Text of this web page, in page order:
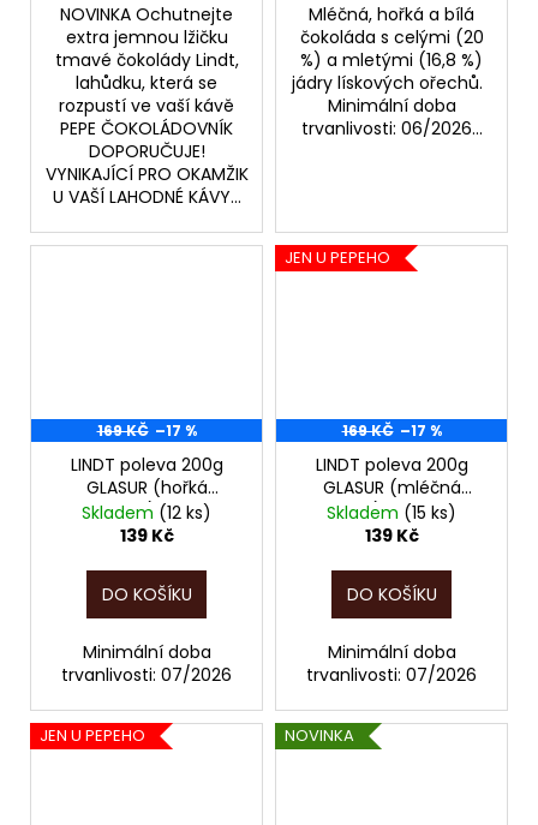
NOVINKA Ochutnejte
extra jemnou lžičku
tmavé čokolády Lindt,
lahůdku, která se
rozpustí ve vaší kávě
PEPE ČOKOLÁDOVNÍK
DOPORUČUJE!
VYNIKAJÍCÍ PRO OKAMŽIK
U VAŠÍ LAHODNÉ KÁVY...
Mléčná, hořká a bílá
čokoláda s celými (20
%) a mletými (16,8 %)
jádry lískových ořechů.
Minimální doba
trvanlivosti: 06/2026...
169 KČ –17 %
LINDT poleva 200g
GLASUR (hořká
čokoláda) POZOR,
EXPIRACE JEN DO
Skladem (12 ks)
139 Kč
DO KOŠÍKU
Minimální doba
trvanlivosti: 07/2026
JEN U PEPEHO
169 KČ –17 %
LINDT poleva 200g
GLASUR (mléčná
čokoláda) 25% POZOR,
EXPIRACE JEN DO
Skladem (15 ks)
139 Kč
DO KOŠÍKU
Minimální doba
trvanlivosti: 07/2026
JEN U PEPEHO NOVINKA